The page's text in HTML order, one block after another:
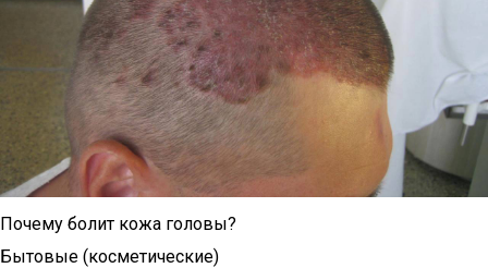
Почему болит кожа головы?
Бытовые (косметические)